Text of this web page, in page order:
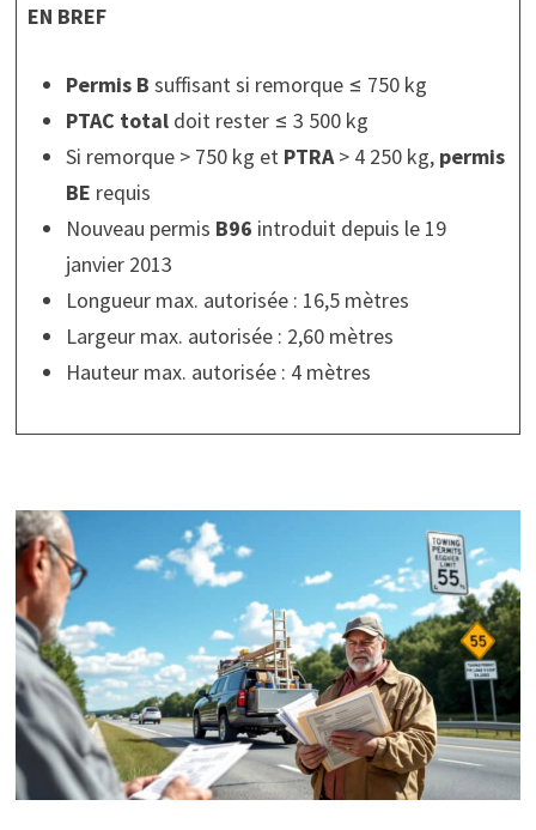
EN BREF
Permis B suffisant si remorque ≤ 750 kg
PTAC totaldoit rester ≤ 3 500 kg
Si remorque > 750 kg et PTRA> 4 250 kg, permis
BE requis
Nouveau permis B96 introduit depuis le 19
janvier 2013
Longueur max. autorisée : 16,5 mètres
Largeur max. autorisée : 2,60 mètres
Hauteur max. autorisée : 4 mètres